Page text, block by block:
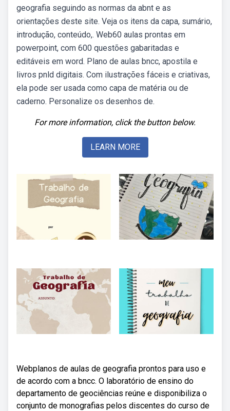
geografia seguindo as normas da abnt e as
orientações deste site. Veja os itens da capa, sumário,
introdução, conteúdo,. Web60 aulas prontas em
powerpoint, com 600 questões gabaritadas e
editáveis em word. Plano de aulas bncc, apostila e
livros pnld digitais. Com ilustrações fáceis e criativas,
ela pode ser usada como capa de matéria ou de
caderno. Personalize os desenhos de.
For more information, click the button below.
LEARN MORE
Webplanos de aulas de geografia prontos para uso e
de acordo com a bncc. O laboratório de ensino do
departamento de geociências reúne e disponibiliza o
conjunto de monografias pelos discentes do curso de